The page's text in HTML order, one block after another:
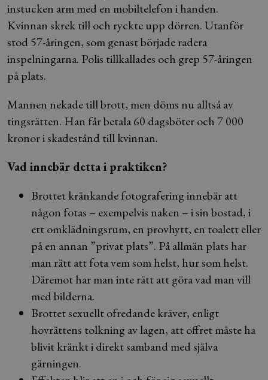
instucken arm med en mobiltelefon i handen.
Kvinnan skrek till och ryckte upp dörren. Utanför
stod 57-åringen, som genast började radera
inspelningarna. Polis tillkallades och grep 57-åringen
på plats.
Mannen nekade till brott, men döms nu alltså av
tingsrätten. Han får betala 60 dagsböter och 7 000
kronor i skadestånd till kvinnan.
Vad innebär detta i praktiken?
Brottet kränkande fotografering innebär att
någon fotas – exempelvis naken – i sin bostad, i
ett omklädningsrum, en provhytt, en toalett eller
på en annan ”privat plats”. På allmän plats har
man rätt att fota vem som helst, hur som helst.
Däremot har man inte rätt att göra vad man vill
med bilderna.
Brottet sexuellt ofredande kräver, enligt
hovrättens tolkning av lagen, att offret måste ha
blivit kränkt i direkt samband med själva
gärningen.